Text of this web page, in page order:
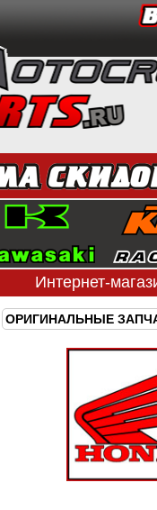
Интернет-
ОРИГИНАЛЬНЫЕ